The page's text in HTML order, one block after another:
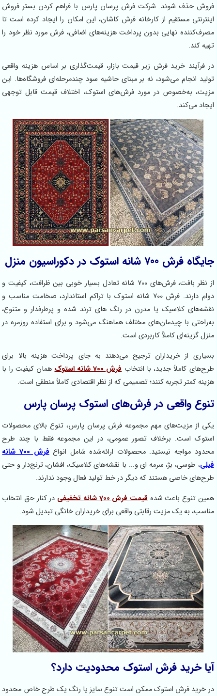
فروش حذف شوند. شرکت فرش پرسان پارس با فراهم کردن بستر فروش
اینترنتی مستقیم از کارخانه فرش کاشان، این امکان را ایجاد کرده است تا
مصرف‌کننده نهایی بدون پرداخت هزینه‌های اضافی، فرش مورد نظر خود را
تهیه کند.
در فرآیند خرید فرش زیر قیمت بازار، قیمت‌گذاری بر اساس هزینه واقعی
تولید انجام می‌شود، نه بر مبنای حاشیه سود چندمرحله‌ای فروشگاه‌ها. این
مزیت، به‌خصوص در مورد فرش‌های استوک، اختلاف قیمت قابل توجهی
ایجاد می‌کند.
جایگاه فرش 700 شانه استوک در دکوراسیون منزل
از نظر بافت، فرش‌های 700 شانه تعادل بسیار خوبی بین ظرافت، کیفیت و
دوام دارند. فرش 700 شانه استوک با تراکم استاندارد، ضخامت مناسب و
نقشه‌های کلاسیک یا مدرن در رنگ های ترند شده و پرطرفدار و متنوع،
به‌راحتی با چیدمان‌های مختلف هماهنگ می‌شود و برای استفاده روزمره در
منزل گزینه‌ای کاملاً کاربردی است.
بسیاری از خریداران ترجیح می‌دهند به جای پرداخت هزینه بالا برای
طرح‌های کاملاً جدید، با انتخابفرش 700 شانه استوک
همان کیفیت را با
هزینه کمتر تجربه کنند؛ تصمیمی که از نظر اقتصادی کاملاً منطقی است.
تنوع واقعی در فرش‌های استوک پرسان پارس
یکی از مزیت‌های مهم مجموعه فرش پرسان پارس، تنوع بالای محصولات
استوک است. برخلاف تصور عمومی، در این مجموعه فقط با چند طرح
محدود مواجه نیستید. محصولات ارائه‌شده شامل انواع
فرش 700 شانه
فیلی، طوسی، بژ، سرمه ای و... با نقشه‌های کلاسیک، افشان، ترنج‌دار و حتی
طرح‌های خاصی هستند که دیگر در خط تولید فعال وجود ندارند.
همین تنوع باعث شدهقیمت فرش 700 شانه تخفیفی
در کنار حق انتخاب
مناسب، به یک مزیت رقابتی واقعی برای خریداران خانگی تبدیل شود.
آیا خرید فرش استوک محدودیت دارد؟
در خرید فرش استوک ممکن است تنوع سایز یا رنگ یک طرح خاص محدود